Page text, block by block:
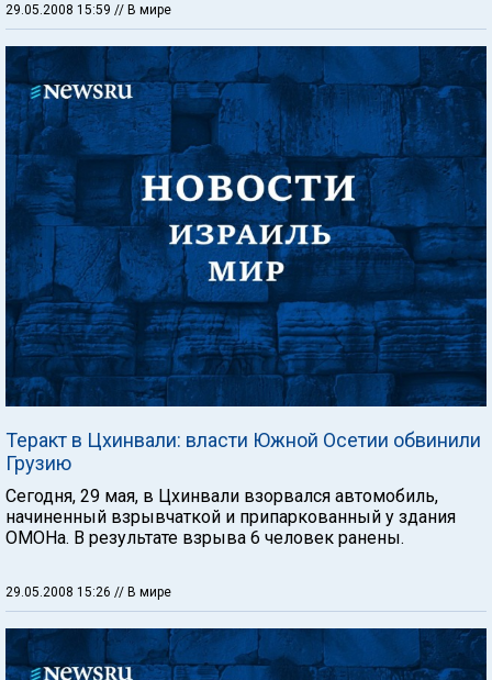
29.05.2008 15:59 // В мире
Теракт в Цхинвали: власти Южной Осетии обвинили
Грузию
Сегодня, 29 мая, в Цхинвали взорвался автомобиль,
начиненный взрывчаткой и припаркованный у здания
ОМОНа. В результате взрыва 6 человек ранены.
29.05.2008 15:26 // В мире